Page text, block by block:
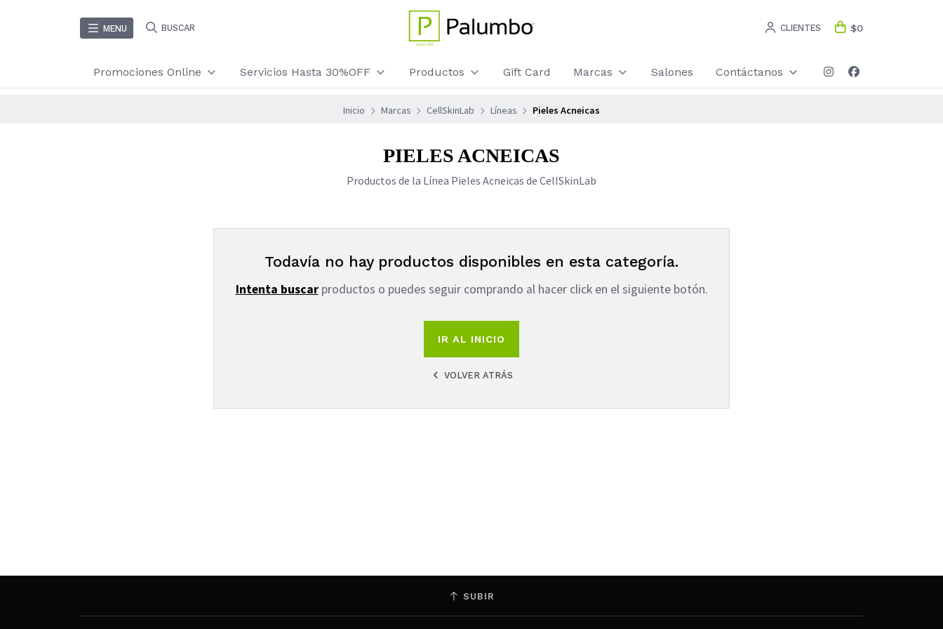
MENU BUSCAR CLIENTES $0
Promociones Online Servicios Hasta 30%OFF Productos Gift Card Marcas Salones Contáctanos
Inicio Marcas CellSkinLab Líneas Pieles Acneicas
PIELES ACNEICAS
Productos de la Línea Pieles Acneicas de CellSkinLab
Todavía no hay productos disponibles en esta categoría.
Intenta buscarproductos o puedes seguir comprando al hacer click en el siguiente botón.
IR AL INICIO
VOLVER ATRÁS
SUBIR